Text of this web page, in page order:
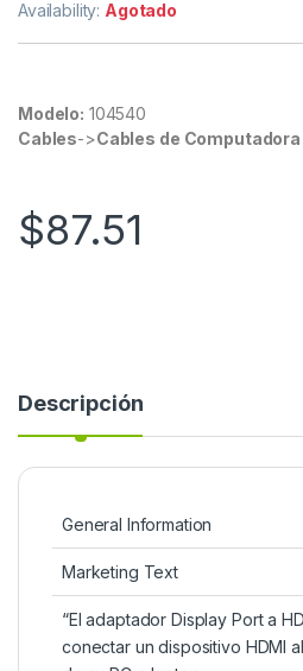
Availability: Agotado
Modelo: 104540
Cables->Cables de Computadora
$87.51
Descripción
General Information
Marketing Text
“El adaptador Display Port a
conectar un dispositivo HDMI